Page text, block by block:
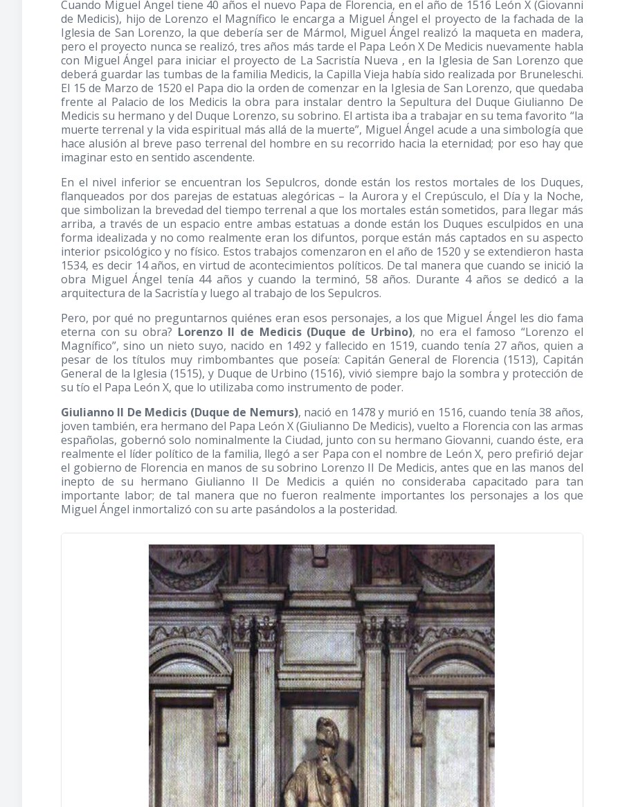
Cuando Miguel Ángel tiene 40 años el nuevo Papa de Florencia, en el año de 1516 León X (Giovanni
de Medicis), hijo de Lorenzo el Magnífico le encarga a Miguel Ángel el proyecto de la fachada de la
Iglesia de San Lorenzo, la que debería ser de Mármol, Miguel Ángel realizó la maqueta en madera,
pero el proyecto nunca se realizó, tres años más tarde el Papa León X De Medicis nuevamente habla
con Miguel Ángel para iniciar el proyecto de La Sacristía Nueva , en la Iglesia de San Lorenzo que
deberá guardar las tumbas de la familia Medicis, la Capilla Vieja había sido realizada por Bruneleschi.
El 15 de Marzo de 1520 el Papa dio la orden de comenzar en la Iglesia de San Lorenzo, que quedaba
frente al Palacio de los Medicis la obra para instalar dentro la Sepultura del Duque Giulianno De
Medicis su hermano y del Duque Lorenzo, su sobrino. El artista iba a trabajar en su tema favorito “la
muerte terrenal y la vida espiritual más allá de la muerte”, Miguel Ángel acude a una simbología que
hace alusión al breve paso terrenal del hombre en su recorrido hacia la eternidad; por eso hay que
imaginar esto en sentido ascendente.
En el nivel inferior se encuentran los Sepulcros, donde están los restos mortales de los Duques,
flanqueados por dos parejas de estatuas alegóricas – la Aurora y el Crepúsculo, el Día y la Noche,
que simbolizan la brevedad del tiempo terrenal a que los mortales están sometidos, para llegar más
arriba, a través de un espacio entre ambas estatuas a donde están los Duques esculpidos en una
forma idealizada y no como realmente eran los difuntos, porque están más captados en su aspecto
interior psicológico y no físico. Estos trabajos comenzaron en el año de 1520 y se extendieron hasta
1534, es decir 14 años, en virtud de acontecimientos políticos. De tal manera que cuando se inició la
obra Miguel Ángel tenía 44 años y cuando la terminó, 58 años. Durante 4 años se dedicó a la
arquitectura de la Sacristía y luego al trabajo de los Sepulcros.
Pero, por qué no preguntarnos quiénes eran esos personajes, a los que Miguel Ángel les dio fama
eterna con su obra? Lorenzo II de Medicis (Duque de Urbino), no era el famoso “Lorenzo el
Magnífico”, sino un nieto suyo, nacido en 1492 y fallecido en 1519, cuando tenía 27 años, quien a
pesar de los títulos muy rimbombantes que poseía: Capitán General de Florencia (1513), Capitán
General de la Iglesia(1515), y Duque de Urbino(1516), vivió siempre bajo la sombra y protección de
su tío el Papa León X, que lo utilizaba como instrumento de poder.
Giulianno II De Medicis (Duque de Nemurs), nació en 1478 y murió en 1516, cuando tenía 38 años,
joven también, era hermano del Papa León X (Giulianno De Medicis), vuelto a Florencia con las armas
españolas, gobernó solo nominalmente la Ciudad, junto con su hermano Giovanni, cuando éste, era
realmente el líder político de la familia, llegó a ser Papa con el nombre de León X, pero prefirió dejar
el gobierno de Florencia en manos de su sobrino Lorenzo II De Medicis, antes que en las manos del
inepto de su hermano Giulianno II De Medicis a quién no consideraba capacitado para tan
importante labor; de tal manera que no fueron realmente importantes los personajes a los que
Miguel Ángel inmortalizó con su arte pasándolos a la posteridad.